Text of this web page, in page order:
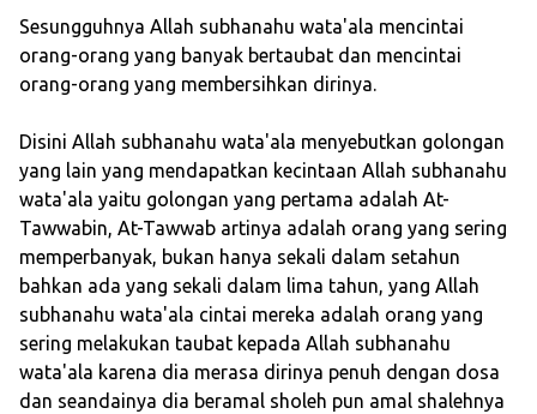
Sesungguhnya Allah subhanahu wata'ala mencintai
orang-orang yang banyak bertaubat dan mencintai
orang-orang yang membersihkan dirinya.
Disini Allah subhanahu wata'ala menyebutkan golongan
yang lain yang mendapatkan kecintaan Allah subhanahu
wata'ala yaitu golongan yang pertama adalah At-
Tawwabin, At-Tawwab artinya adalah orang yang sering
memperbanyak, bukan hanya sekali dalam setahun
bahkan ada yang sekali dalam lima tahun, yang Allah
subhanahu wata'ala cintai mereka adalah orang yang
sering melakukan taubat kepada Allah subhanahu
wata'ala karena dia merasa dirinya penuh dengan dosa
dan seandainya dia beramal sholeh pun amal shalehnya